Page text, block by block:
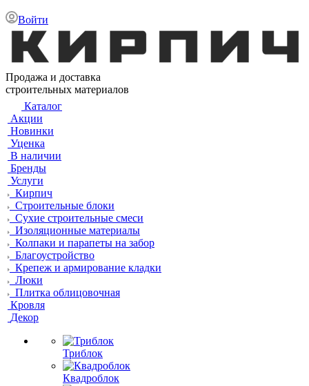
Войти
Продажа и доставка
строительных материалов
Каталог
Акции
Новинки
Уценка
В наличии
Бренды
Услуги
Кирпич
Строительные блоки
Сухие строительные смеси
Изоляционные материалы
Колпаки и парапеты на забор
Благоустройство
Крепеж и армирование кладки
Люки
Плитка облицовочная
Кровля
Декор
Триблок
Квадроблок